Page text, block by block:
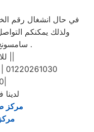
في حال انشغال رقم
ولذلك يمكنكم
سامسونج للثلاجات فى العجمى .
01220261030
مركز